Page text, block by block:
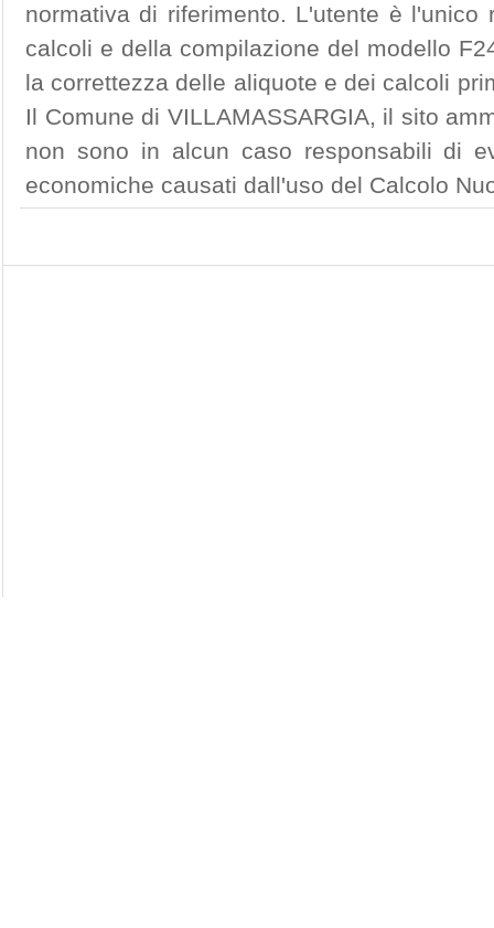
normativa di riferimento. L'utente è l'unico
calcoli e della compilazione del modello
la correttezza delle aliquote e dei calcoli
Il Comune di VILLAMASSARGIA, il sito
non sono in alcun caso responsabili di
economiche causati dall'uso del Calcolo